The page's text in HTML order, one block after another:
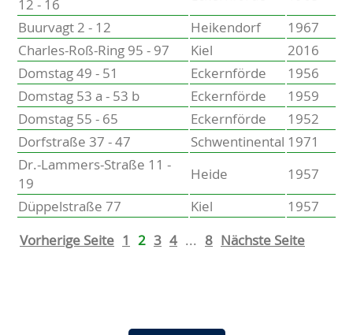
12 - 16
Buurvagt 2 - 12
Heikendorf
1967
Charles-Roß-Ring 95 - 97
Kiel
2016
Domstag 49 - 51
Eckernförde
1956
Domstag 53 a - 53 b
Eckernförde
1959
Domstag 55 - 65
Eckernförde
1952
Dorfstraße 37 - 47
Schwentinental 1971
Dr.-Lammers-Straße 11 -
19
Heide
1957
Düppelstraße 77
Kiel
1957
Vorherige Seite 1 2 3 4 ... 8 Nächste Seite